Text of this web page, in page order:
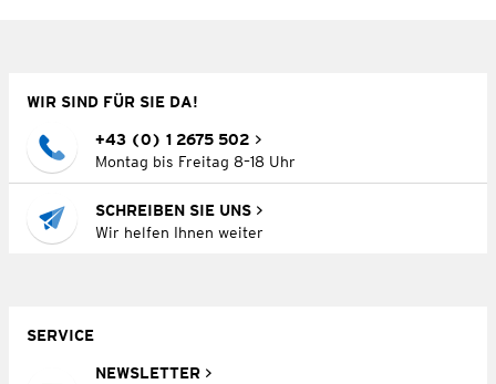
WIR SIND FÜR SIE DA!
+43 (0) 1 2675 502
Montag bis Freitag 8–18 Uhr
SCHREIBEN SIE UNS
Wir helfen Ihnen weiter
SERVICE
NEWSLETTER